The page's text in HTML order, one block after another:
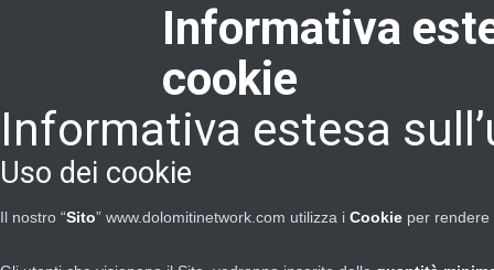
Informativa
cookie
Informativa estesa
Uso dei cookie
Il nostro “Sito” www.dolomitinetwork.com utilizza i Cookie per rendere